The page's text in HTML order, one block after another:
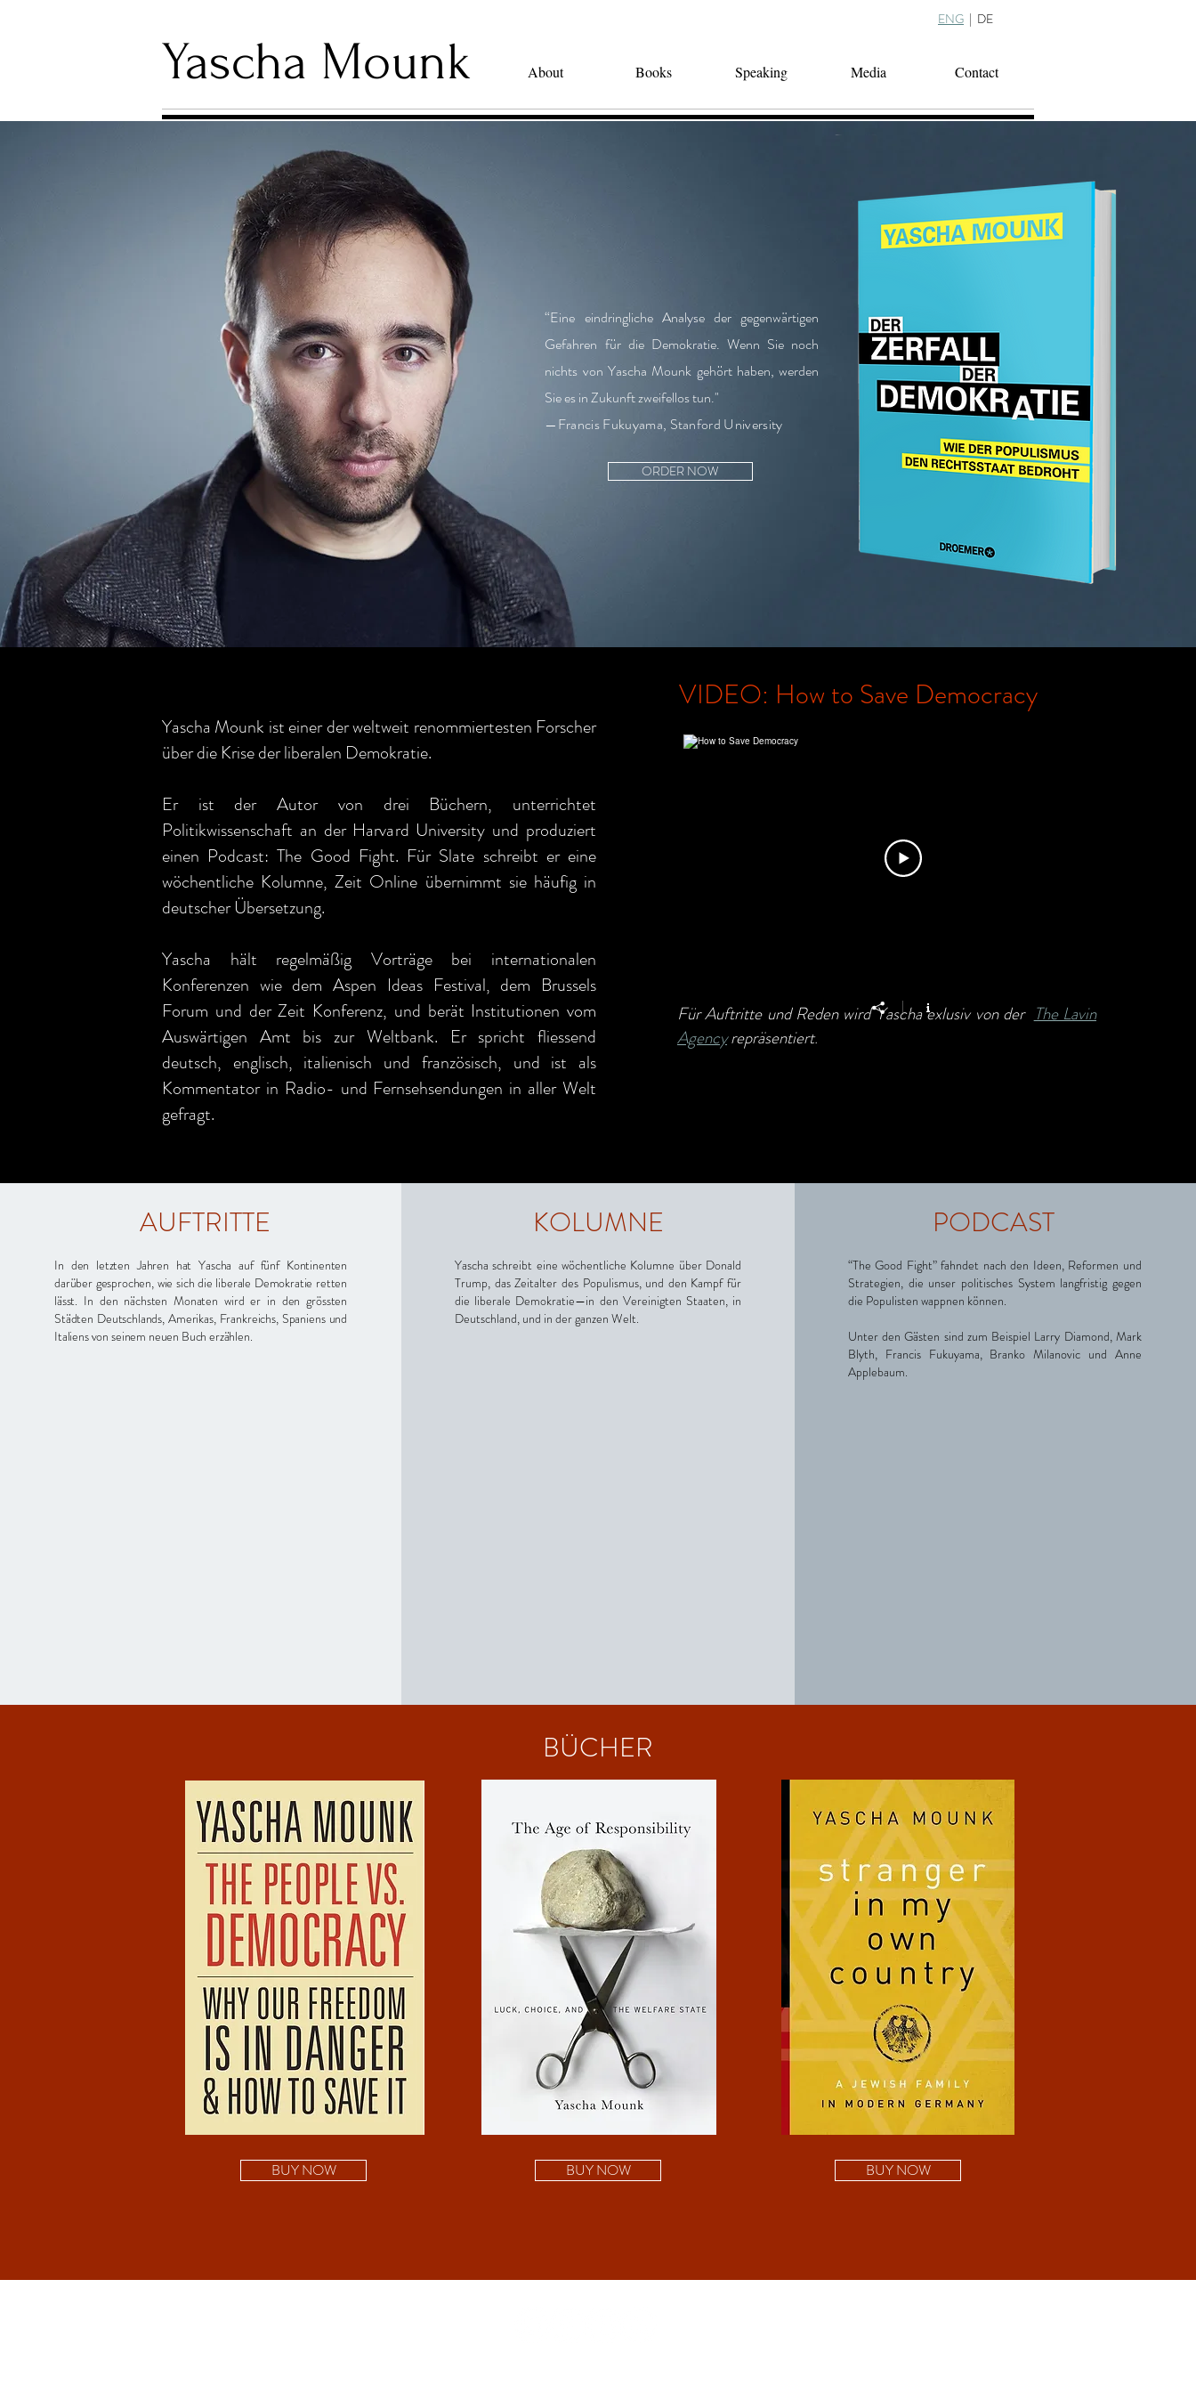
Yascha Mounk About Books Speaking Media Contact
ENG | DE
Yascha Mounk ist einer der weltweit renommiertesten Forscher
über die Krise der liberalen Demokratie.
Er ist der Autor von drei Büchern, unterrichtet
Politikwissenschaft an der Harvard University und produziert
einen Podcast: The Good Fight. Für Slate schreibt er eine
wöchentliche Kolumne, Zeit Online übernimmt sie häufig in
deutscher Übersetzung.
Yascha hält regelmäßig Vorträge bei internationalen
Konferenzen wie dem Aspen Ideas Festival, dem Brussels
Forum und der Zeit Konferenz, und berät Institutionen vom
Auswärtigen Amt bis zur Weltbank. Er spricht fliessend
deutsch, englisch, italienisch und französisch, und ist als
Kommentator in Radio- und Fernsehsendungen in aller Welt
gefragt.
VIDEO: How to Save Democracy
Für Auftritte und Reden wird Yascha exlusiv von der The Lavin
Agencyrepräsentiert.
“Eine eindringliche Analyse der gegenwärtigen
Gefahren für die Demokratie. Wenn Sie noch
nichts von Yascha Mounk gehört haben, werden
Sie es in Zukunft zweifellos tun."
—Francis Fukuyama, Stanford University
ORDER NOW
AUFTRITTE
In den letzten Jahren hat Yascha auf fünf Kontinenten
darüber gesprochen, wie sich die liberale Demokratie retten
lässt. In den nächsten Monaten wird er in den grössten
Städten Deutschlands, Amerikas, Frankreichs, Spaniens und
Italiens von seinem neuen Buch erzählen.
KOLUMNE
Yascha schreibt eine wöchentliche Kolumne über Donald
Trump, das Zeitalter des Populismus, und den Kampf für
die liberale Demokratie—in den Vereinigten Staaten, in
Deutschland, und in der ganzen Welt.
PODCAST
“The Good Fight” fahndet nach den Ideen, Reformen und
Strategien, die unser politisches System langfristig gegen
die Populisten wappnen können.
Unter den Gästen sind zum Beispiel Larry Diamond, Mark
Blyth, Francis Fukuyama, Branko Milanovic und Anne
Applebaum.
BÜCHER
BUY NOW BUY NOW BUY NOW